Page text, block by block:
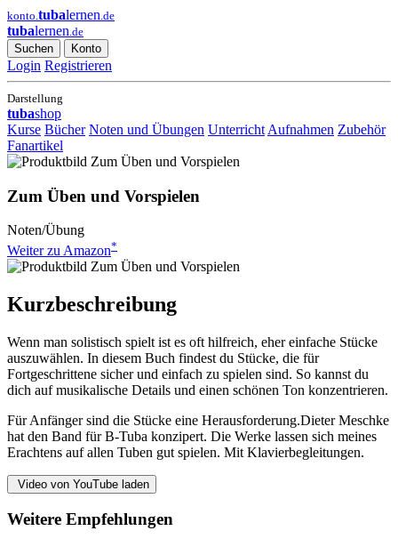
konto.tubalernen.de
tubalernen.de
Suchen
Konto
Login Registrieren
Darstellung
tubashop
Kurse Bücher Noten und Übungen Unterricht Aufnahmen Zubehör
Fanartikel
Zum Üben und Vorspielen
Noten/Übung
Weiter zu Amazon*
Kurzbeschreibung
Wenn man solistisch spielt ist es oft hilfreich, eher einfache Stücke
auszuwählen. In diesem Buch findest du Stücke, die für
Fortgeschrittene sicher und einfach zu spielen sind. So kannst du
dich auf musikalische Details und einen schönen Ton konzentrieren.
Für Anfänger sind die Stücke eine Herausforderung.Dieter Meschke
hat den Band für B-Tuba konzipert. Die Werke lassen sich meines
Erachtens auf allen Tuben gut spielen. Mit Klavierbegleitungen.
Video von YouTube laden
Weitere Empfehlungen